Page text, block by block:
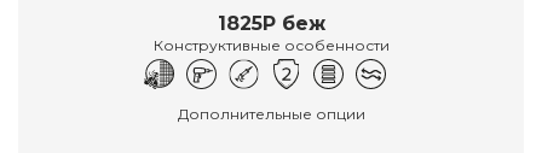
1825Р беж
Конструктивные особенности
Дополнительные опции